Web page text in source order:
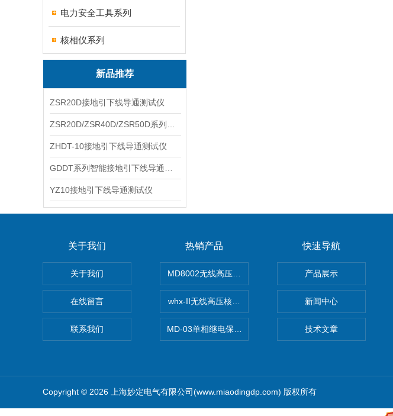
电力安全工具系列
核相仪系列
新品推荐
ZSR20D接地引下线导通测试仪
ZHDT-10接地引下线导通测试仪
YZ10接地引下线导通测试仪
关于我们
关于我们
在线留言
联系我们
热销产品
MD8002无线高压核相仪
whx-II无线高压核相仪
MD-03单相继电保护测试仪价格
快速导航
产品展示
新闻中心
技术文章
Copyright © 2026 上海妙定电气有限公司(www.miaodingdp.com) 版权所有